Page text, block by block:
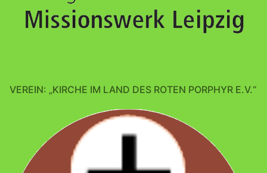
VEREIN: „KIRCHE IM LAND DES ROTEN PORPHYR E.V.“